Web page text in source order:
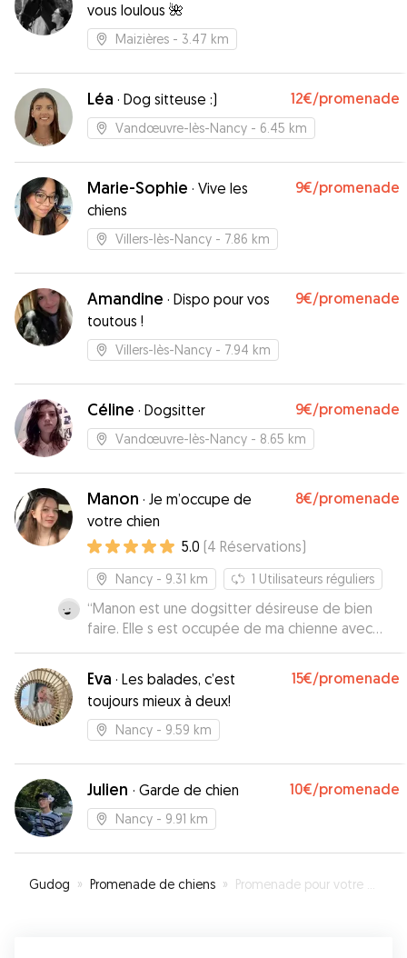
vous loulous 🌺
Maizières - 3.47 km
Léa · Dog sitteuse :) 12€/promenade
Vandœuvre-lès-Nancy - 6.45 km
Marie-Sophie · Vive les
chiens
9€/promenade
Villers-lès-Nancy - 7.86 km
Amandine · Dispo pour vos
toutous !
9€/promenade
Villers-lès-Nancy - 7.94 km
Céline · Dogsitter 9€/promenade
Vandœuvre-lès-Nancy - 8.65 km
Manon · Je m’occupe de
votre chien
8€/promenade
5.0 (4 Réservations)
Nancy - 9.31 km 1 Utilisateurs réguliers
“Manon est une dogsitter désireuse de bien
faire. Elle s est occupée de ma chienne avec
beaucoup d attention et de dévouement.
Toskane était sereine et détendue chaque
mercredi soir quand je restrais du travail. Merci
Je recommande Manon.
Eva · Les balades, c’est
toujours mieux à deux!
15€/promenade
Nancy - 9.59 km
Julien · Garde de chien 10€/promenade
Nancy - 9.91 km
Gudog » Promenade de chiens » Promenade pour votre chien à Pont-Saint-Vincent